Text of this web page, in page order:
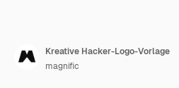
Kreative Hacker-Logo-Vorlage
magnific